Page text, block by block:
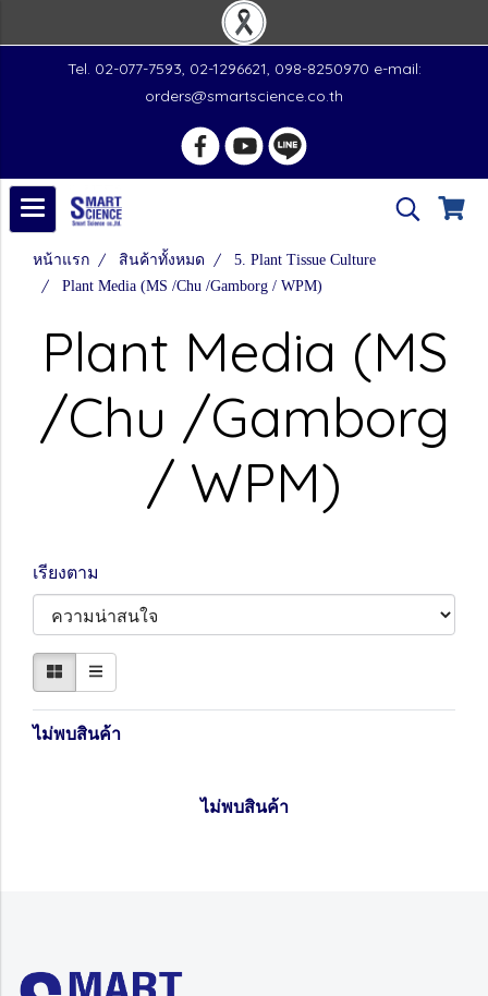
Tel. 02-077-7593, 02-1296621, 098-8250970 e-mail:
orders@smartscience.co.th
หน้าแรก สินค้าทั้งหมด
5. Plant Tissue Culture
Plant Media (MS /Chu /Gamborg / WPM)
Plant Media (MS
/Chu /Gamborg
/ WPM)
เรียงตาม
ไม่พบสินค้า
ไม่พบสินค้า